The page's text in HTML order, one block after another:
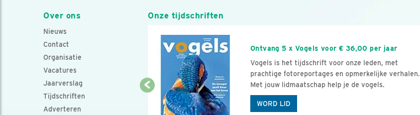
Over ons
Nieuws
Contact
Organisatie
Vacatures
Jaarverslag
Tijdschriften
Adverteren
Onze tijdschriften
Ontvang 5 x Vogels voor € 36,00 per jaar
Vogels is het tijdschrift voor onze leden, met
prachtige fotoreportages en opmerkelijke verhalen.
Met jouw lidmaatschap help je de vogels.
WORD LID